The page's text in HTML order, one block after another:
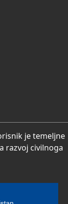
je temeljne
razvoj civilnoga